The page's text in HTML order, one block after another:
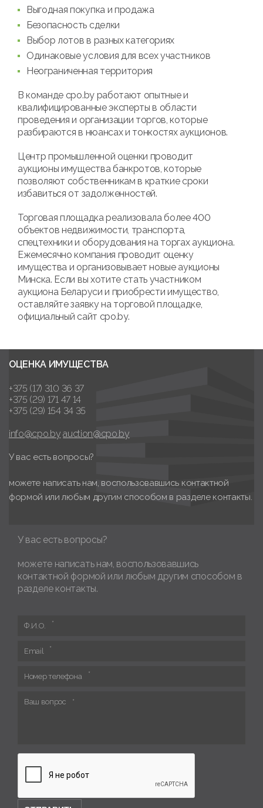
Выгодная покупка и продажа
Безопасность сделки
Выбор лотов в разных категориях
Одинаковые условия для всех участников
Неограниченная территория
В команде cpo.by работают опытные и
квалифицированные эксперты в области
проведения и организации торгов, которые
разбираются в нюансах и тонкостях аукционов.
Центр промышленной оценки проводит
аукционы имущества банкротов, которые
позволяют собственникам в краткие сроки
избавиться от задолженностей.
Торговая площадка реализовала более 400
объектов недвижимости, транспорта,
спецтехники и оборудования на торгах аукциона.
Ежемесячно компания проводит оценку
имущества и организовывает новые аукционы
Минска. Если вы хотите стать участником
аукциона Беларуси и приобрести имущество,
оставляйте заявку на торговой площадке,
официальный сайт cpo.by.
ОЦЕНКА ИМУЩЕСТВА
+375 (17) 310 36 37
+375 (29) 171 47 14
+375 (29) 154 34 35
info@cpo.by auction@cpo.by
У вас есть вопросы?
можете написать нам, воспользовавшись контактной
формой или любым другим способом в разделе контакты.
У вас есть вопросы?
можете написать нам, воспользовавшись
контактной формой или любым другим способом в
разделе контакты.
Ф.И.О.
Email
Номер телефона
Ваш вопрос